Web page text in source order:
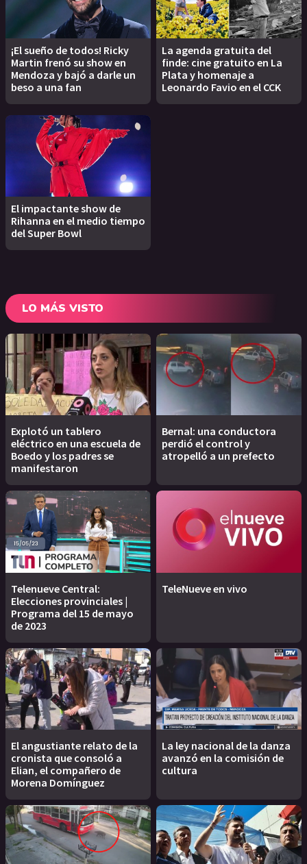
¡El sueño de todos! Ricky
Martin frenó su show en
Mendoza y bajó a darle un
beso a una fan
La agenda gratuita del
finde: cine gratuito en La
Plata y homenaje a
Leonardo Favio en el CCK
El impactante show de
Rihanna en el medio tiempo
del Super Bowl
LO MÁS VISTO
Explotó un tablero
eléctrico en una escuela de
Boedo y los padres se
manifestaron
Bernal: una conductora
perdió el control y
atropelló a un prefecto
Telenueve Central:
Elecciones provinciales |
Programa del 15 de mayo
de 2023
TeleNueve en vivo
El angustiante relato de la
cronista que consoló a
Elian, el compañero de
Morena Domínguez
La ley nacional de la danza
avanzó en la comisión de
cultura